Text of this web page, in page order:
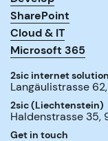
SharePoint
Cloud & IT
Microsoft 365
2sic internet
Langäulistrasse 62,
2sic (Liechtenstein)
Haldenstrasse 35,
Get in touch